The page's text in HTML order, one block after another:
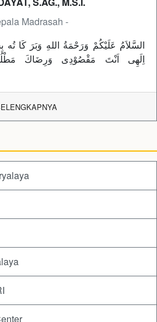
Madrasah -
السَّلاَمُ عَلَيْكُمْ وَرَحْمَةُ اللهِ وَبَرَ كَا تُه
اِلَهِى اَنْتَ مَقْصُوْدِى وَرِضَاكَ